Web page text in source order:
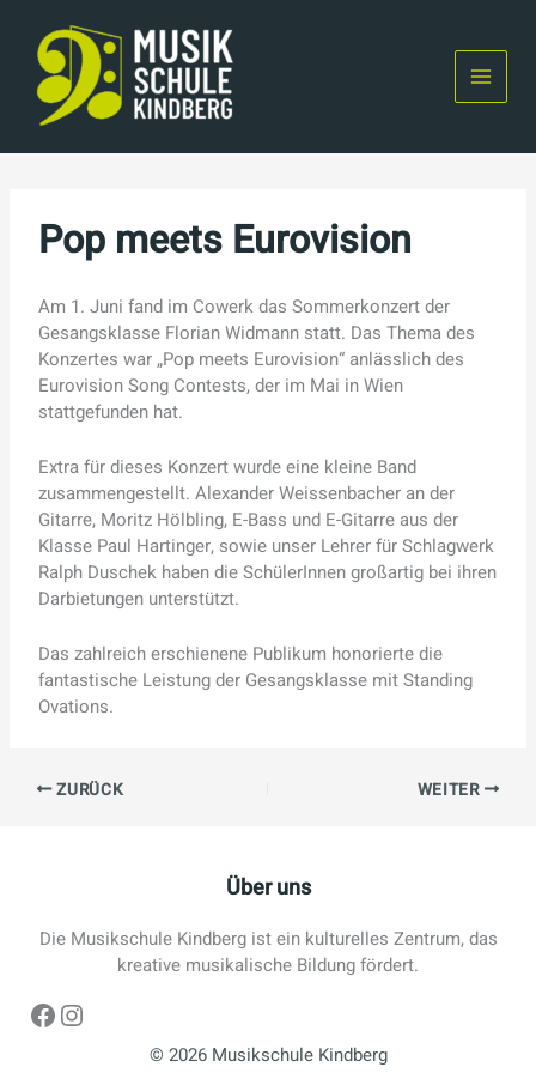
content
Pop meets Eurovision
Am 1. Juni fand im Cowerk das Sommerkonzert der
Gesangsklasse Florian Widmann statt. Das Thema des
Konzertes war „Pop meets Eurovision“ anlässlich des
Eurovision Song Contests, der im Mai in Wien
stattgefunden hat.
Extra für dieses Konzert wurde eine kleine Band
zusammengestellt. Alexander Weissenbacher an der
Gitarre, Moritz Hölbling, E-Bass und E-Gitarre aus der
Klasse Paul Hartinger, sowie unser Lehrer für Schlagwerk
Ralph Duschek haben die SchülerInnen großartig bei ihren
Darbietungen unterstützt.
Das zahlreich erschienene Publikum honorierte die
fantastische Leistung der Gesangsklasse mit Standing
Ovations.
ZURÜCK WEITER
Über uns
Die Musikschule Kindberg ist ein kulturelles Zentrum, das
kreative musikalische Bildung fördert.
Facebook
Instagram
© 2026 Musikschule Kindberg